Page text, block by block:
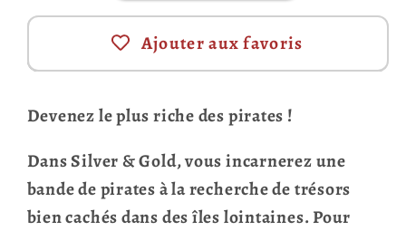
Ajouter aux favoris
Devenez le plus riche des pirates !
Dans Silver & Gold, vous incarnerez une
bande de pirates à la recherche de trésors
bien cachés dans des îles lointaines. Pour